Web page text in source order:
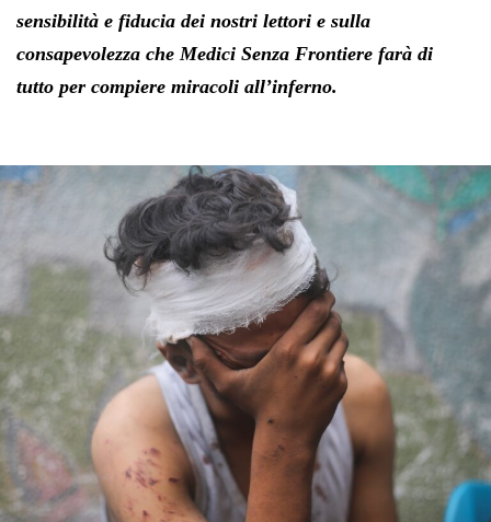
sensibilità e fiducia dei nostri lettori e sulla
consapevolezza che Medici Senza Frontiere farà di
tutto per compiere miracoli all’inferno.